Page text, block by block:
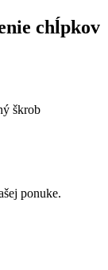
chĺpkov
škrob
ponuke.